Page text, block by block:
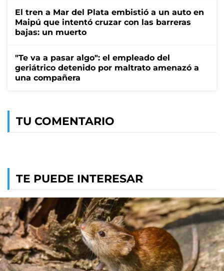
El tren a Mar del Plata embistió a un auto en
Maipú que intentó cruzar con las barreras
bajas: un muerto
"Te va a pasar algo": el empleado del
geriátrico detenido por maltrato amenazó a
una compañera
TU COMENTARIO
TE PUEDE INTERESAR